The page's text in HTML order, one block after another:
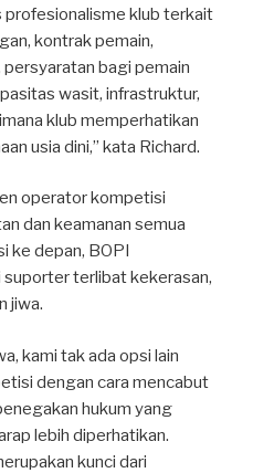
profesionalisme klub terkait
kontrak pemain,
bagi pemain
wasit, infrastruktur,
klub memperhatikan
usia dini,” kata Richard.
operator kompetisi
dan keamanan semua
ke depan, BOPI
suporter terlibat kekerasan,
jiwa.
kami tak ada opsi lain
dengan cara mencabut
hukum yang
lebih diperhatikan.
kunci dari